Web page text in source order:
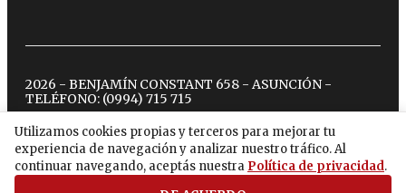
Utilizamos cookies propias y terceros para mejorar tu
experiencia de navegación y analizar nuestro tráfico. Al
continuar navegando, aceptás nuestra Política de privacidad.
2026 - BENJAMÍN CONSTANT 658 - ASUNCIÓN -
TELÉFONO: (0994) 715 715
twitterinstagram
facebook
tiktokyoutubespotify